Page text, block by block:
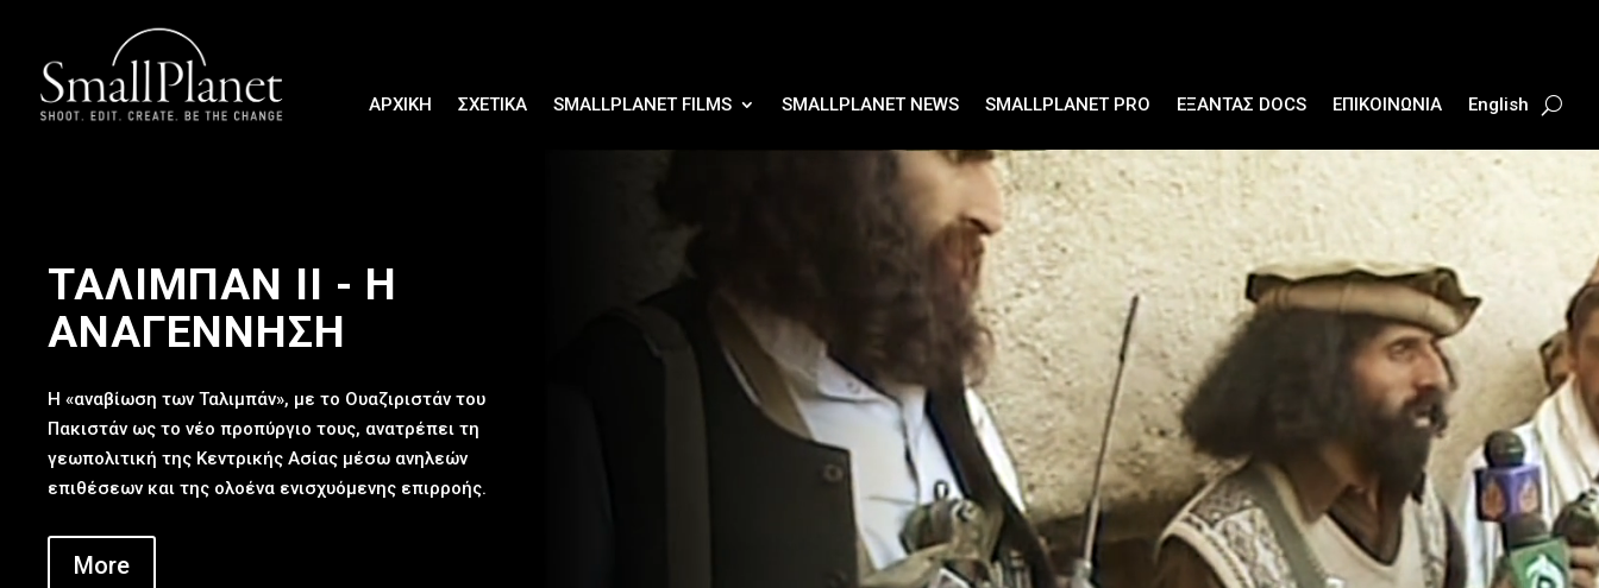
ΑΡΧΙΚΗ ΣΧΕΤΙΚΑ SMALLPLANET FILMS SMALLPLANET NEWS SMALLPLANET PRO ΕΞΑΝΤΑΣ DOCS ΕΠΙΚΟΙΝΩΝΙΑ English
ΤΑΛΙΜΠΑΝ ΙΙ - Η
ΑΝΑΓΕΝΝΗΣΗ
Η «αναβίωση των Ταλιμπάν», με το Ουαζιριστάν του
Πακιστάν ως το νέο προπύργιο τους, ανατρέπει τη
γεωπολιτική της Κεντρικής Ασίας μέσω ανηλεών
επιθέσεων και της ολοένα ενισχυόμενης επιρροής.
More